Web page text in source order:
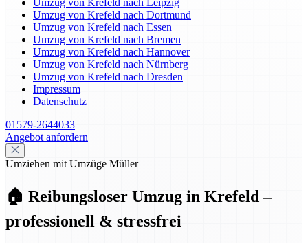
Umzug von Krefeld nach Leipzig
Umzug von Krefeld nach Dortmund
Umzug von Krefeld nach Essen
Umzug von Krefeld nach Bremen
Umzug von Krefeld nach Hannover
Umzug von Krefeld nach Nürnberg
Umzug von Krefeld nach Dresden
Impressum
Datenschutz
01579-2644033
Angebot anfordern
Umziehen mit Umzüge Müller
🏠 Reibungsloser Umzug in Krefeld –
professionell & stressfrei